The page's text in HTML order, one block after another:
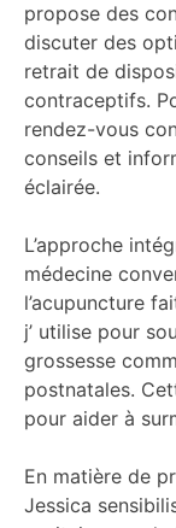
propose des
discuter des
retrait de
contraceptifs.
rendez-vous
conseils et
éclairée.
L’approche
médecine
l’acupuncture
j’ utilise pour
grossesse
postnatales.
pour aider à
En matière de
Jessica